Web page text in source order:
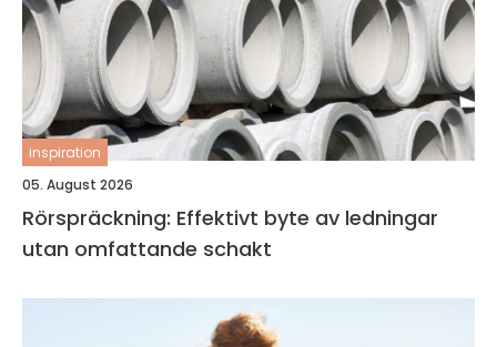
inspiration
05. August 2026
Rörspräckning: Effektivt byte av ledningar
utan omfattande schakt